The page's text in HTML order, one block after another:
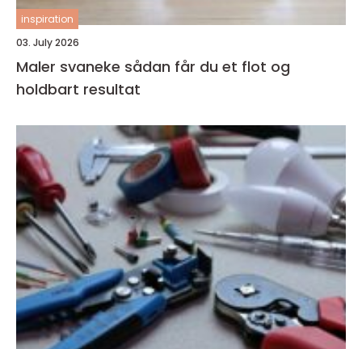
inspiration
03. July 2026
Maler svaneke sådan får du et flot og
holdbart resultat